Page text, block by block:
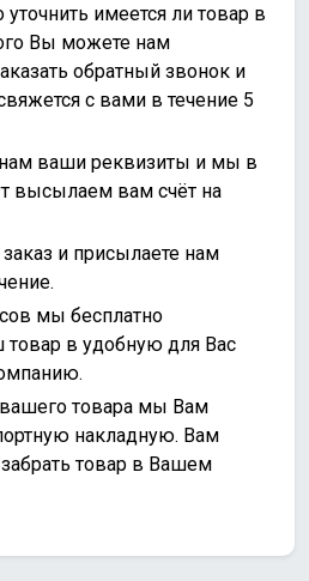
имеется ли товар в
Вы можете нам
обратный звонок и
с вами в течение 5
ваши реквизиты и мы в
высылаем вам счёт на
и присылаете нам
мы бесплатно
товар в удобную для Вас
вашего товара мы Вам
накладную. Вам
забрать товар в Вашем